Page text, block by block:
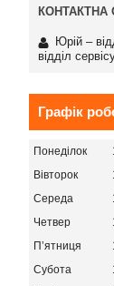
Юрій –
відділ
Графік
Понеділок
Вівторок
Середа
Четвер
Пʼятниця
Субота